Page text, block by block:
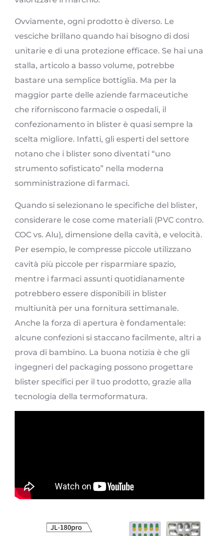
Ovviamente, ogni prodotto è diverso. Le
vesciche brillano quando hai bisogno di dosi
unitarie e di una protezione efficace. Se hai una
stalla, articolo a basso volume, potrebbe
bastare una semplice bottiglia. Ma per la
maggior parte delle aziende farmaceutiche
che riforniscono farmacie o ospedali, il
confezionamento in blister è quasi sempre la
scelta migliore. Infatti, gli esperti del settore
notano che i blister sono diventati “uno
strumento sofisticato” nella moderna
somministrazione di farmaci.
Quando si selezionano le specifiche del blister,
considerare le cose come materiali (PVC contro.
COC vs. Alu), dimensione della cavità, e velocità.
Per esempio, le compresse piccole utilizzano
cavità più piccole per risparmiare spazio,
mentre i farmaci assunti quotidianamente
potrebbero essere disponibili in blister
multiunità per una fornitura settimanale.
Anche la forza di apertura è fondamentale:
alcune confezioni si staccano facilmente, altri a
prova di bambino. La buona notizia è che gli
ingegneri del packaging possono progettare
blister specifici per il tuo prodotto, grazie alla
tecnologia della termoformatura.